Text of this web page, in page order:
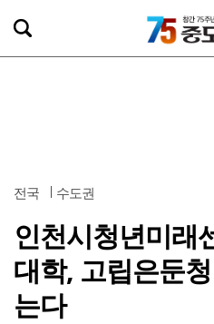
전국 수도권
인천시청년미래
대학, 고립은둔
는다